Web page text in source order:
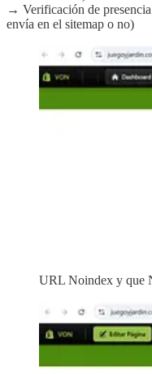
→ Verificación de
envía en el sitemap o no)
URL Noindex y que